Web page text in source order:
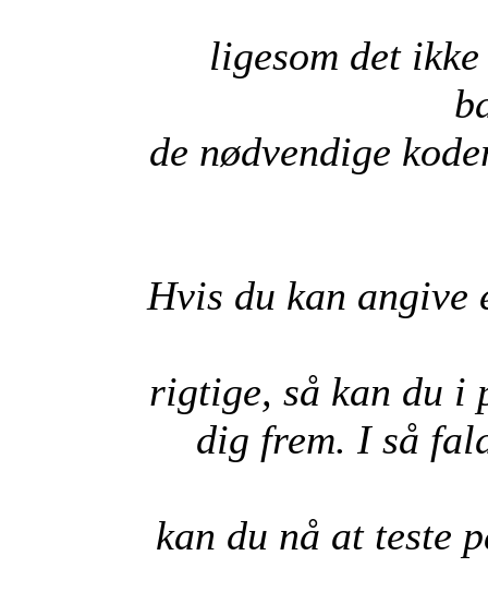
ligesom det
de nødvendige
Hvis du kan angive
rigtige, så kan du i
dig frem. I så
kan du nå at teste